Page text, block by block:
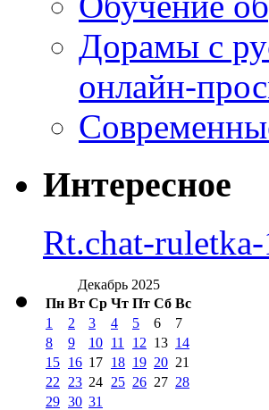
Дорамы с
онлайн-
Интересное
Rt.chat-
Декабрь 2025
Пн Вт Ср Чт Пт Сб Вс
1 2 3 4 5 6
7
8
9 10 11 12 13 14
15 16 17 18 19 20 21
22
23 24 25 26 27 28
29 30 31